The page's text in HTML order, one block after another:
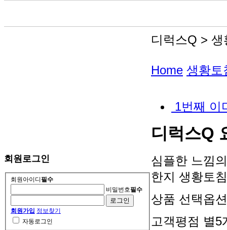
회원로그인
회원아이디 필수
비밀번호필수
회원가입 정보찾기
자동로그인
디럭스Q >
Home 생황토
1번째 이
디럭스Q
심플한 느낌
한지 생황토
상품 선택옵
고객평점 별5